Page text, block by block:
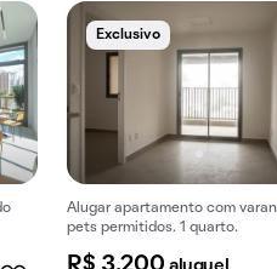
Exclusivo
Alugar apartamento com
pets permitidos. 1 quarto.